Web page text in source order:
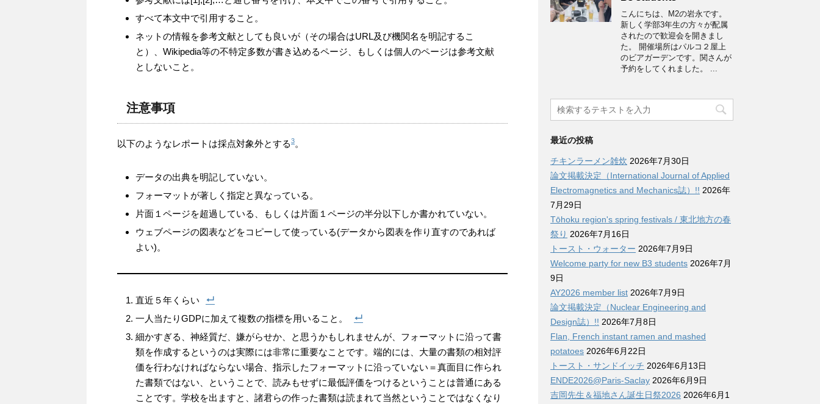
すべて本文中で引用すること。
ネットの情報を参考文献としても良いが（その場合はURL及び機関名を明記するこ
と）、Wikipedia等の不特定多数が書き込めるページ、もしくは個人のページは参考文献
としないこと。
注意事項
以下のようなレポートは採点対象外とする3。
データの出典を明記していない。
フォーマットが著しく指定と異なっている。
片面１ページを超過している、もしくは片面１ページの半分以下しか書かれていない。
ウェブページの図表などをコピーして使っている(データから図表を作り直すのであれば
よい)。
直近５年くらい
一人当たりGDPに加えて複数の指標を用いること。
細かすぎる、神経質だ、嫌がらせか、と思うかもしれませんが、フォーマットに沿って書
類を作成するというのは実際には非常に重要なことです。端的には、大量の書類の相対評
価を行わなければならない場合、指示したフォーマットに沿っていない＝真面目に作られ
た書類ではない、ということで、読みもせずに最低評価をつけるということは普通にある
ことです。学校を出ますと、諸君らの作った書類は読まれて当然ということではなくなり
こんにちは、M2の岩永です。
新しく学部3年生の方々が配属
されたので歓迎会を開きまし
た。 開催場所はパルコ２屋上
のビアガーデンです。関さんが
予約をしてくれました。 ...
最近の投稿
チキンラーメン雑炊 2026年7月30日
論文掲載決定（International Journal of Applied
Electromagnetics and Mechanics誌）!! 2026年
7月29日
Tōhoku region's spring festivals / 東北地方の春
祭り 2026年7月16日
トースト・ウォーター 2026年7月9日
Welcome party for new B3 students 2026年7月
9日
AY2026 member list 2026年7月9日
論文掲載決定（Nuclear Engineering and
Design誌）!! 2026年7月8日
Flan, French instant ramen and mashed
potatoes 2026年6月22日
トースト・サンドイッチ 2026年6月13日
ENDE2026@Paris-Saclay 2026年6月9日
吉岡先生＆福地さん誕生日祭2026 2026年6月1